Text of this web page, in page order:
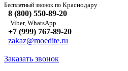
Бесплатный звонок по Краснодару
8 (800) 550-89-20
Viber, WhatsApp
+7 (999) 767-89-20
zakaz@moedite.ru
Заказать звонок